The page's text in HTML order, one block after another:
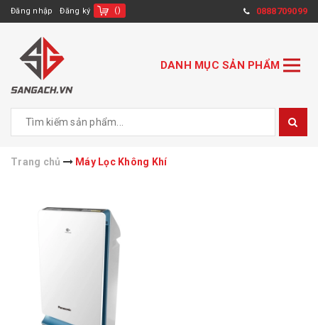
Đăng nhập Đăng ký () 0888709099
DANH MỤC SẢN PHẨM
Trang chủ Máy Lọc Không Khí